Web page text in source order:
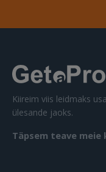
Kiireim viis leidmaks
ülesande jaoks.
Täpsem teave meie